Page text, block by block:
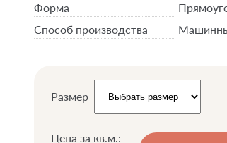
Форма
Способ производства
Размер
Цена за кв.м.: